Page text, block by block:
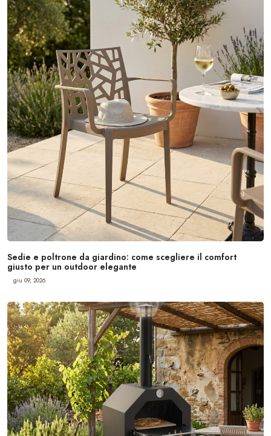
Sedie e poltrone da giardino: come scegliere il comfort
giusto per un outdoor elegante
giu 09, 2026